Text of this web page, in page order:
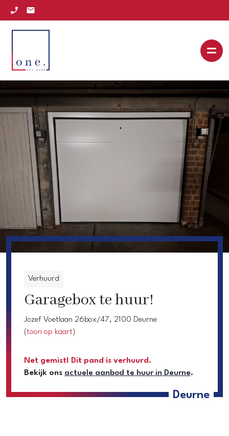
Verhuurd
Garagebox te huur!
Jozef Voetlaan 26box/47, 2100 Deurne
(toon op kaart)
Net gemist! Dit pand is verhuurd.
Bekijk ons actuele aanbod te huur in Deurne.
Deurne